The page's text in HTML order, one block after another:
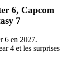
6, Capcom
7
6 en 2027.
4 et les surprises